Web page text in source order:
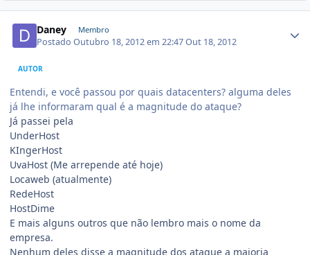
Daney Membro
PostadoOutubro 18, 2012 em 22:47Out 18, 2012
AUTOR
Entendi, e você passou por quais datacenters? alguma deles
já lhe informaram qual é a magnitude do ataque?
Já passei pela
UnderHost
KIngerHost
UvaHost (Me arrepende até hoje)
Locaweb (atualmente)
RedeHost
HostDime
E mais alguns outros que não lembro mais o nome da
empresa.
Nenhum deles disse a magnitude dos ataque a maioria